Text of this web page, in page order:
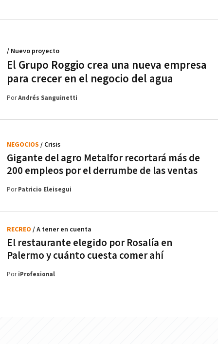
El Grupo Roggio crea una nueva empresa
para crecer en el negocio del agua
/ Nuevo proyecto
PorAndrés Sanguinetti
Gigante del agro Metalfor recortará más de
200 empleos por el derrumbe de las ventas
NEGOCIOS / Crisis
PorPatricio Eleisegui
El restaurante elegido por Rosalía en
Palermo y cuánto cuesta comer ahí
RECREO / A tener en cuenta
PoriProfesional